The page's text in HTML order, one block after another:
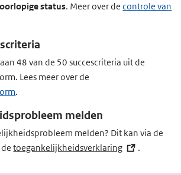
status. Meer over decontrole van
48 van de 50 succescriteria uit de
Lees meer over de
.
melden
melden? Dit kan via de
detoegankelijkheidsverklaring (externe
.